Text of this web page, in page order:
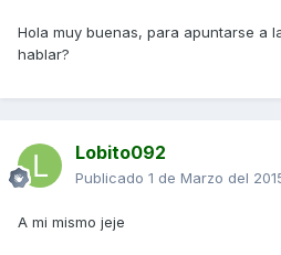
Hola muy buenas, para apuntarse a
hablar?
Lobito092
Publicado 1 de Marzo del
A mi mismo jeje